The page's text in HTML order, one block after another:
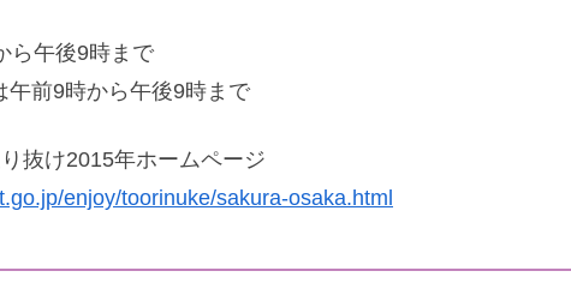
ら午後9時まで
午前9時から午後9時まで
抜け2015年ホームページ
enjoy/toorinuke/sakura-osaka.html